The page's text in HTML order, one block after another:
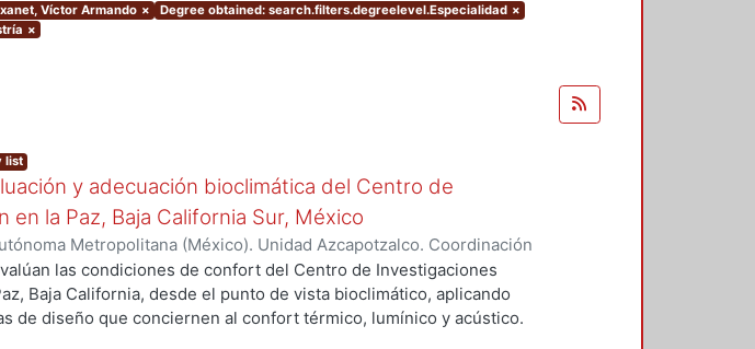
Víctor Armando × Degree obtained: search.filters.degreelevel.Especialidad ×
×
list
y adecuación bioclimática del Centro de
en la Paz, Baja California Sur, México
Metropolitana (México). Unidad Azcapotzalco. Coordinación
Información.,1999-12 )García Tavera, José Luis
las condiciones de confort del Centro de Investigaciones
Baja California, desde el punto de vista bioclimático, aplicando
de diseño que conciernen al confort térmico, lumínico y acústico.